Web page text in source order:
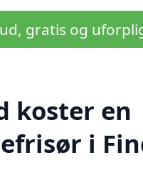
gratis og
koster en
i